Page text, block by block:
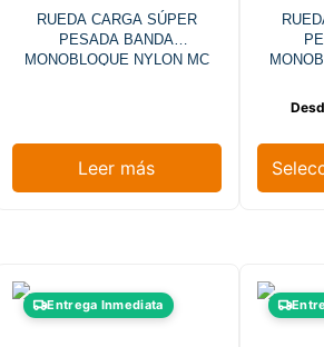
RUEDA CARGA SÚPER
PESADA BANDA
MONOBLOQUE NYLON MC
Leer más
Entrega Inmediata